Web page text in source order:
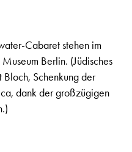
Cabaret stehen im
Berlin. (Jüdisches
Bloch, Schenkung der
dank der großzügigen